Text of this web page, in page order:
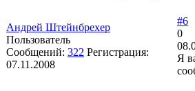
Андрей Штейнбрехер
Пользователь
Сообщений: 322 Регистрация:
07.11.2008
#6
0
Я